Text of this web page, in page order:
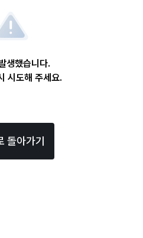
생했습니다.
시도해 주세요.
돌아가기